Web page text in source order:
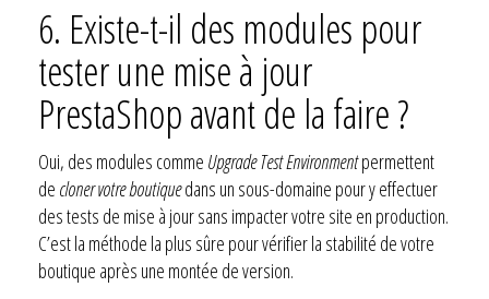
6. Existe-t-il des modules pour
tester une mise à jour
PrestaShop avant de la faire ?
Oui, des modules comme Upgrade Test Environmentpermettent
de cloner votre boutiquedans un sous-domaine pour y effectuer
des tests de mise à jour sans impacter votre site en production.
C’est la méthode la plus sûre pour vérifier la stabilité de votre
boutique après une montée de version.